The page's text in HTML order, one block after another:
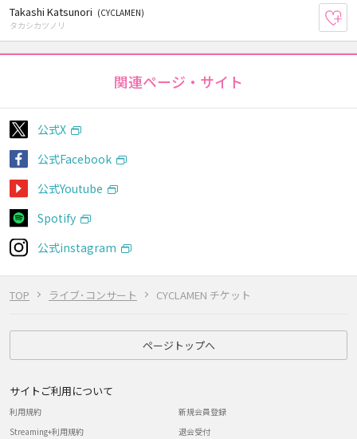
TOP ライブ･コンサート CYCLAMEN チケット
Takashi Katsunori (CYCLAMEN)
タカシカツノリ
関連ページ・サイト
公式X
公式Facebook
公式Youtube
Spotify
公式instagram
ページトップへ
サイトご利用について
利用規約
Streaming+利用規約
新規会員登録
退会受付